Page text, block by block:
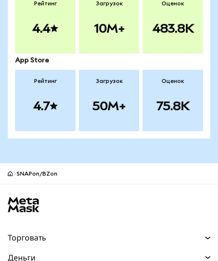
Рейтинг
4.4
Загрузок
10M+
Оценок
483.8K
App Store
Рейтинг
4.7
Загрузок
50M+
Оценок
75.8K
SNAPon/BZon
Торговать
Деньги